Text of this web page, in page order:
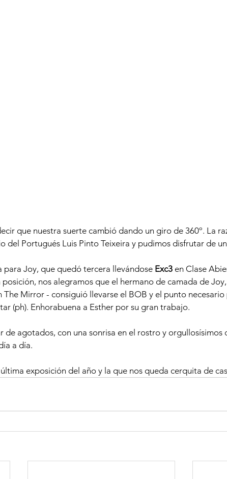
que nuestra suerte cambió dando un giro de 360º. La
del Portugués Luis Pinto Teixeira y pudimos disfrutar de
para Joy, que quedó tercera llevándose Exc3 en Clase
nos alegramos que el hermano de camada de
The Mirror - consiguió llevarse el BOB y el punto necesario
(ph). Enhorabuena a Esther por su gran trabajo.
de agotados, con una sonrisa en el rostro y
a día.
exposición del año y la que nos queda cerquita de